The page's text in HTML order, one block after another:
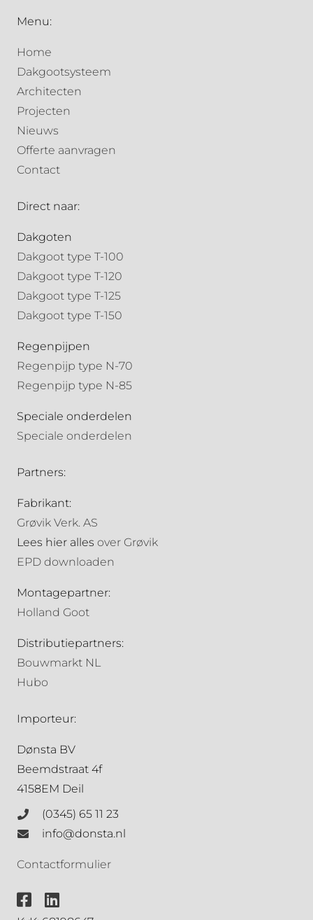
Menu:
Home
Dakgootsysteem
Architecten
Projecten
Nieuws
Offerte aanvragen
Contact
Direct naar:
Dakgoten
Dakgoot type T-100
Dakgoot type T-120
Dakgoot type T-125
Dakgoot type T-150
Regenpijpen
Regenpijp type N-70
Regenpijp type N-85
Speciale onderdelen
Speciale onderdelen
Partners:
Fabrikant:
Grøvik Verk. AS
Lees hier alles over Grøvik
EPD downloaden
Montagepartner:
Holland Goot
Distributiepartners:
Bouwmarkt NL
Hubo
Importeur:
Dønsta BV
Beemdstraat 4f
4158EM Deil
(0345) 65 11 23
info@donsta.nl
Contactformulier